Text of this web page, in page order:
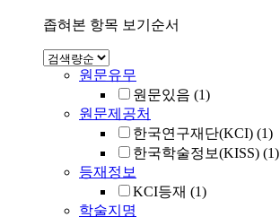
좁혀본 항목 보기순서
원문유무
원문있음 (1)
원문제공처
한국연구재단(KCI) (1)
한국학술정보(KISS) (1)
등재정보
KCI등재 (1)
학술지명